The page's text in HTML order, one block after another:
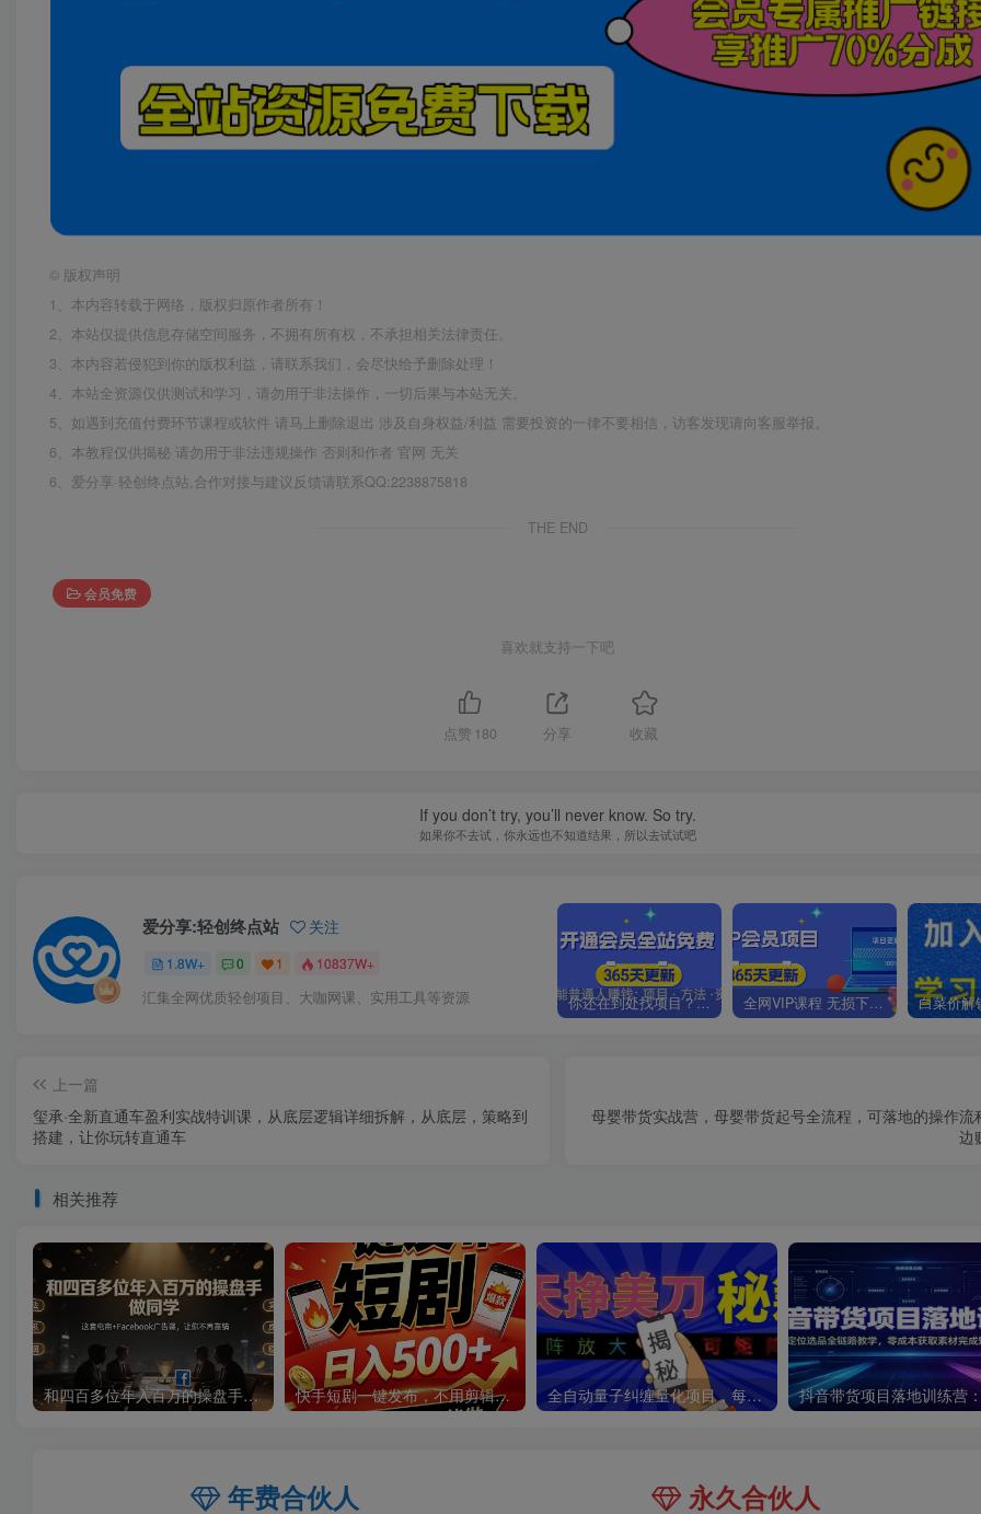
© 版权声明
1、本内容转载于网络，版权归原作者所有！
2、本站仅提供信息存储空间服务，不拥有所有权，不承担相关法律责任。
3、本内容若侵犯到你的版权利益，请联系我们，会尽快给予删除处理！
4、本站全资源仅供测试和学习，请勿用于非法操作，一切后果与本站无关。
5、如遇到充值付费环节课程或软件 请马上删除退出 涉及自身权益/利益 需要投资的一律不要相信，访客发现请向客服举报。
6、本教程仅供揭秘 请勿用于非法违规操作 否则和作者 官网 无关
6、爱分享·轻创终点站,合作对接与建议反馈请联系QQ:2238875818
THE END
会员免费
喜欢就支持一下吧
点赞 180 分享 收藏
If you don’t try, you’ll never know. So try.
如果你不去试，你永远也不知道结果，所以去试试吧
爱分享:轻创终点站 关注
1.8W+ 0 1 10837W+
汇集全网优质轻创项目、大咖网课、实用工具等资源 你还在到处找项目？还在当韭菜？我靠卖项目一个月收入5万+，曾经我也是个失败者。 全网VIP课程 无损下载~.~
上一篇
玺承·全新直通车盈利实战特训课，从​底层逻辑详细拆解，从底层，策略到
搭建，让你玩转直通车
母婴带货实战营，母婴带货起号全流程，可落地的操作流
边
相关推荐
和四百多位年入百万的操盘手做同学——这套电商+Facebook广告课，让你不再靠猜【原创双语字幕】 快手短剧一键发布，不用剪辑操作简单，副业日入500+。空闲时间轻松赚收益 全自动量子纠缠量化项目，每天挣美刀，可矩阵放大！
年费合伙人 永久合伙人